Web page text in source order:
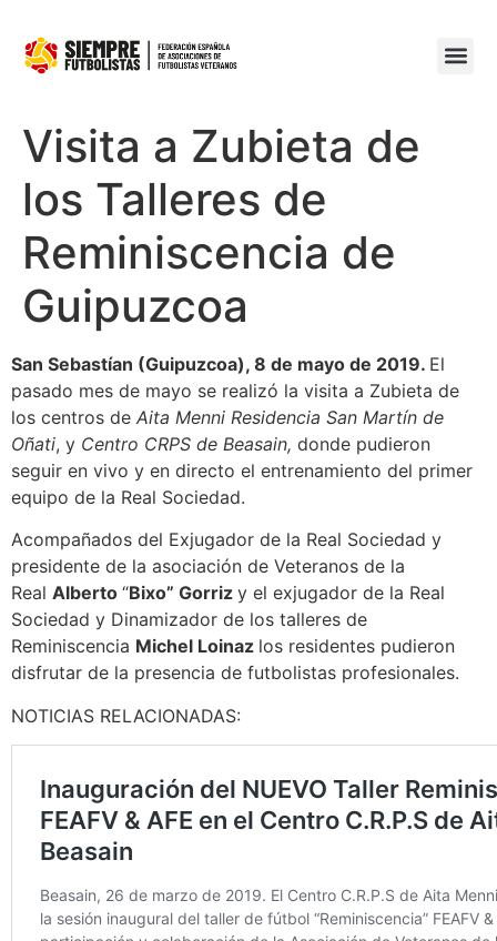
Visita a Zubieta de
los Talleres de
Reminiscencia de
Guipuzcoa
San Sebastían (Guipuzcoa), 8 de mayo de 2019. El
pasado mes de mayo se realizó la visita a Zubieta de
los centros de Aita Menni Residencia San Martín de
Oñati, y Centro CRPS de Beasain, donde pudieron
seguir en vivo y en directo el entrenamiento del primer
equipo de la Real Sociedad.
Acompañados del Exjugador de la Real Sociedad y
presidente de la asociación de Veteranos de la
Real Alberto “Bixo” Gorriz y el exjugador de la Real
Sociedad y Dinamizador de los talleres de
Reminiscencia Michel Loinaz los residentes pudieron
disfrutar de la presencia de futbolistas profesionales.
NOTICIAS RELACIONADAS: